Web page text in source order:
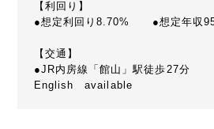
【利回り】
●想定利回り8.70% ●想定年収
【交通】
●JR内房線「館山」駅徒歩27分
English available